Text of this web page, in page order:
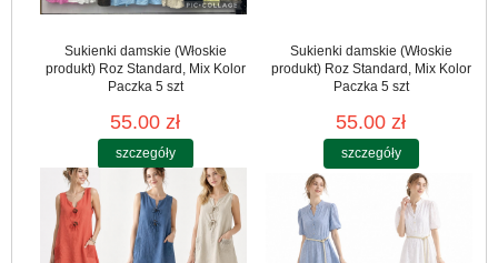
Sukienki damskie (Włoskie
produkt) Roz Standard, Mix Kolor
Paczka 5 szt
55.00 zł
szczegóły
Sukienki damskie (Włoskie
produkt) Roz Standard, Mix Kolor
Paczka 5 szt
55.00 zł
szczegóły